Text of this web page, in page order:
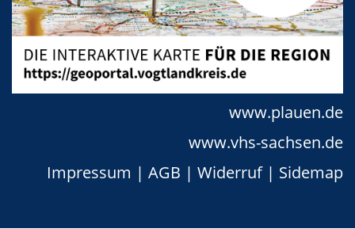
www.plauen.de
www.vhs-sachsen.de
Impressum | AGB | Widerruf| Sidemap